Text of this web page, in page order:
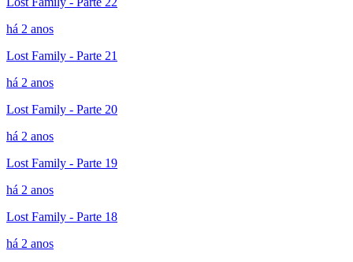
há 2 anos
Lost Family - Parte 21
há 2 anos
Lost Family - Parte 20
há 2 anos
Lost Family - Parte 19
há 2 anos
Lost Family - Parte 18
há 2 anos